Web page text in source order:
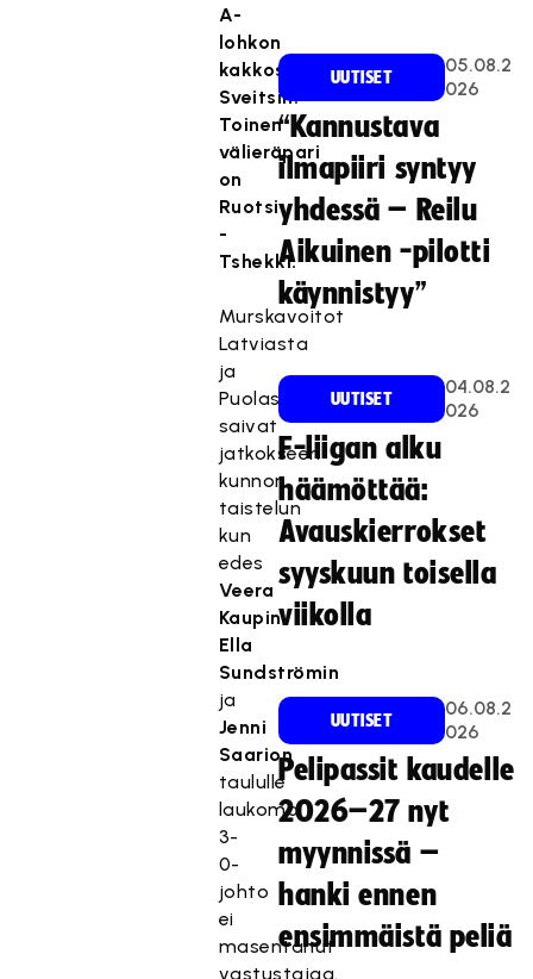
A-
lohkon
kakkosen
Sveitsin.
Toinen
välieräpari
on
Ruotsi
-
Tshekki.
Murskavoitot
Latviasta
ja
Puolasta
saivat
jatkokseen
kunnon
taistelun
kun
edes
Veera
Kaupin,
Ella
Sundströmin
ja
Jenni
Saarion
taululle
laukoma
3-
0-
johto
ei
masentanut
vastustajaa.
UUTISET
05.08.2
026
“Kannustava
ilmapiiri syntyy
yhdessä – Reilu
Aikuinen -pilotti
käynnistyy”
UUTISET
04.08.2
026
F-liigan alku
häämöttää:
Avauskierrokset
syyskuun toisella
viikolla
UUTISET
06.08.2
026
Pelipassit kaudelle
2026–27 nyt
myynnissä –
hanki ennen
ensimmäistä peliä